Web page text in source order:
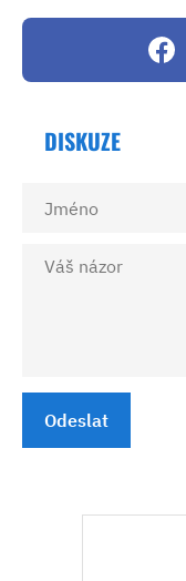
DISKUZE
Odeslat